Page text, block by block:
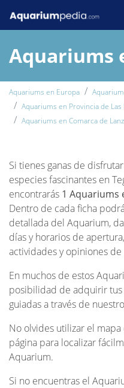
Aquariums
Aquariums en Europa
Aquariums en Provincia de Las
Aquariums en Comarca de
Si tienes ganas de
especies fascinantes en
encontrarás 1 Aquariums
Dentro de cada ficha
detallada del Aquarium,
días y horarios de
actividades y opiniones de
En muchos de estos
posibilidad de adquirir tus
guiadas a través de
No olvides utilizar el
página para localizar
Aquarium.
Si no encuentras el